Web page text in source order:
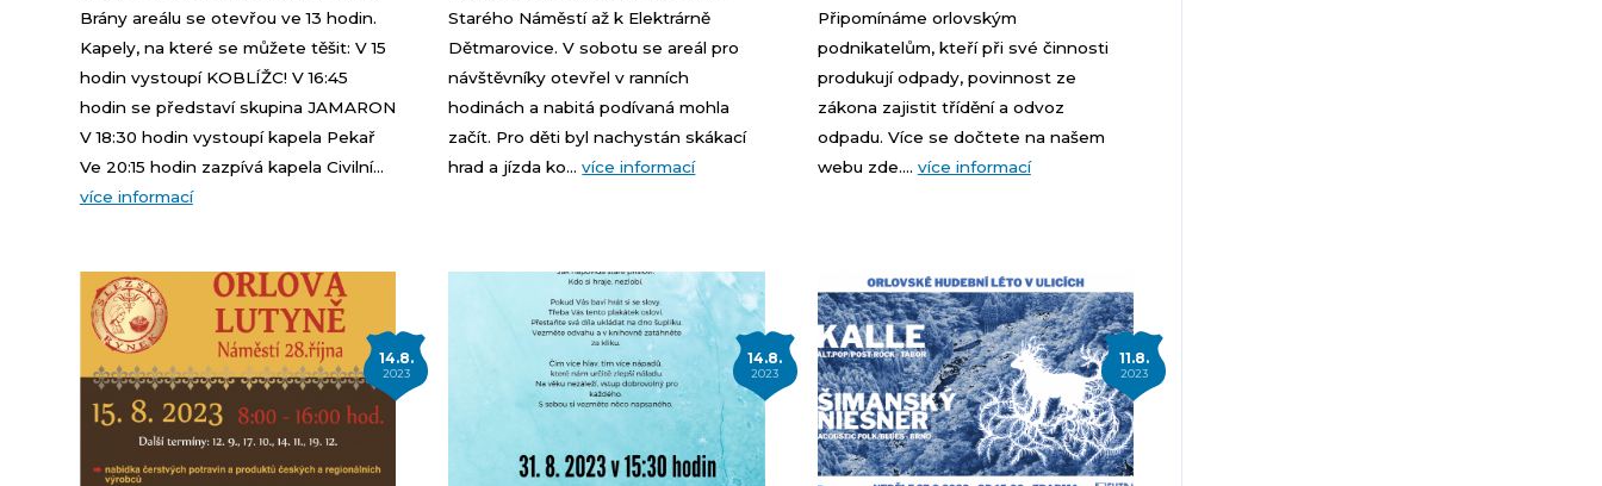
Brány areálu se otevřou ve 13 hodin.
Kapely, na které se můžete těšit: V 15
hodin vystoupí KOBLÍŽC! V 16:45
hodin se představí skupina JAMARON
V 18:30 hodin vystoupí kapela Pekař
Ve 20:15 hodin zazpívá kapela Civilní...
více informací
Starého Náměstí až k Elektrárně
Dětmarovice. V sobotu se areál pro
návštěvníky otevřel v ranních
hodinách a nabitá podívaná mohla
začít. Pro děti byl nachystán skákací
hrad a jízda ko...více informací
Připomínáme orlovským
podnikatelům, kteří při své činnosti
produkují odpady, povinnost ze
zákona zajistit třídění a odvoz
odpadu. Více se dočtete na našem
webu zde.... více informací
14.8.
2023
14.8.
2023
11.8.
2023